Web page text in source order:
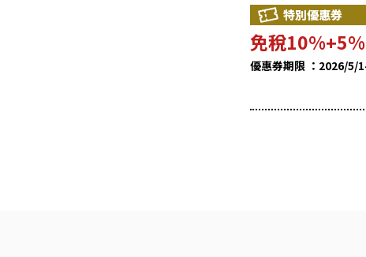
特別優惠券
免稅
優惠券期限 ：2026/5/